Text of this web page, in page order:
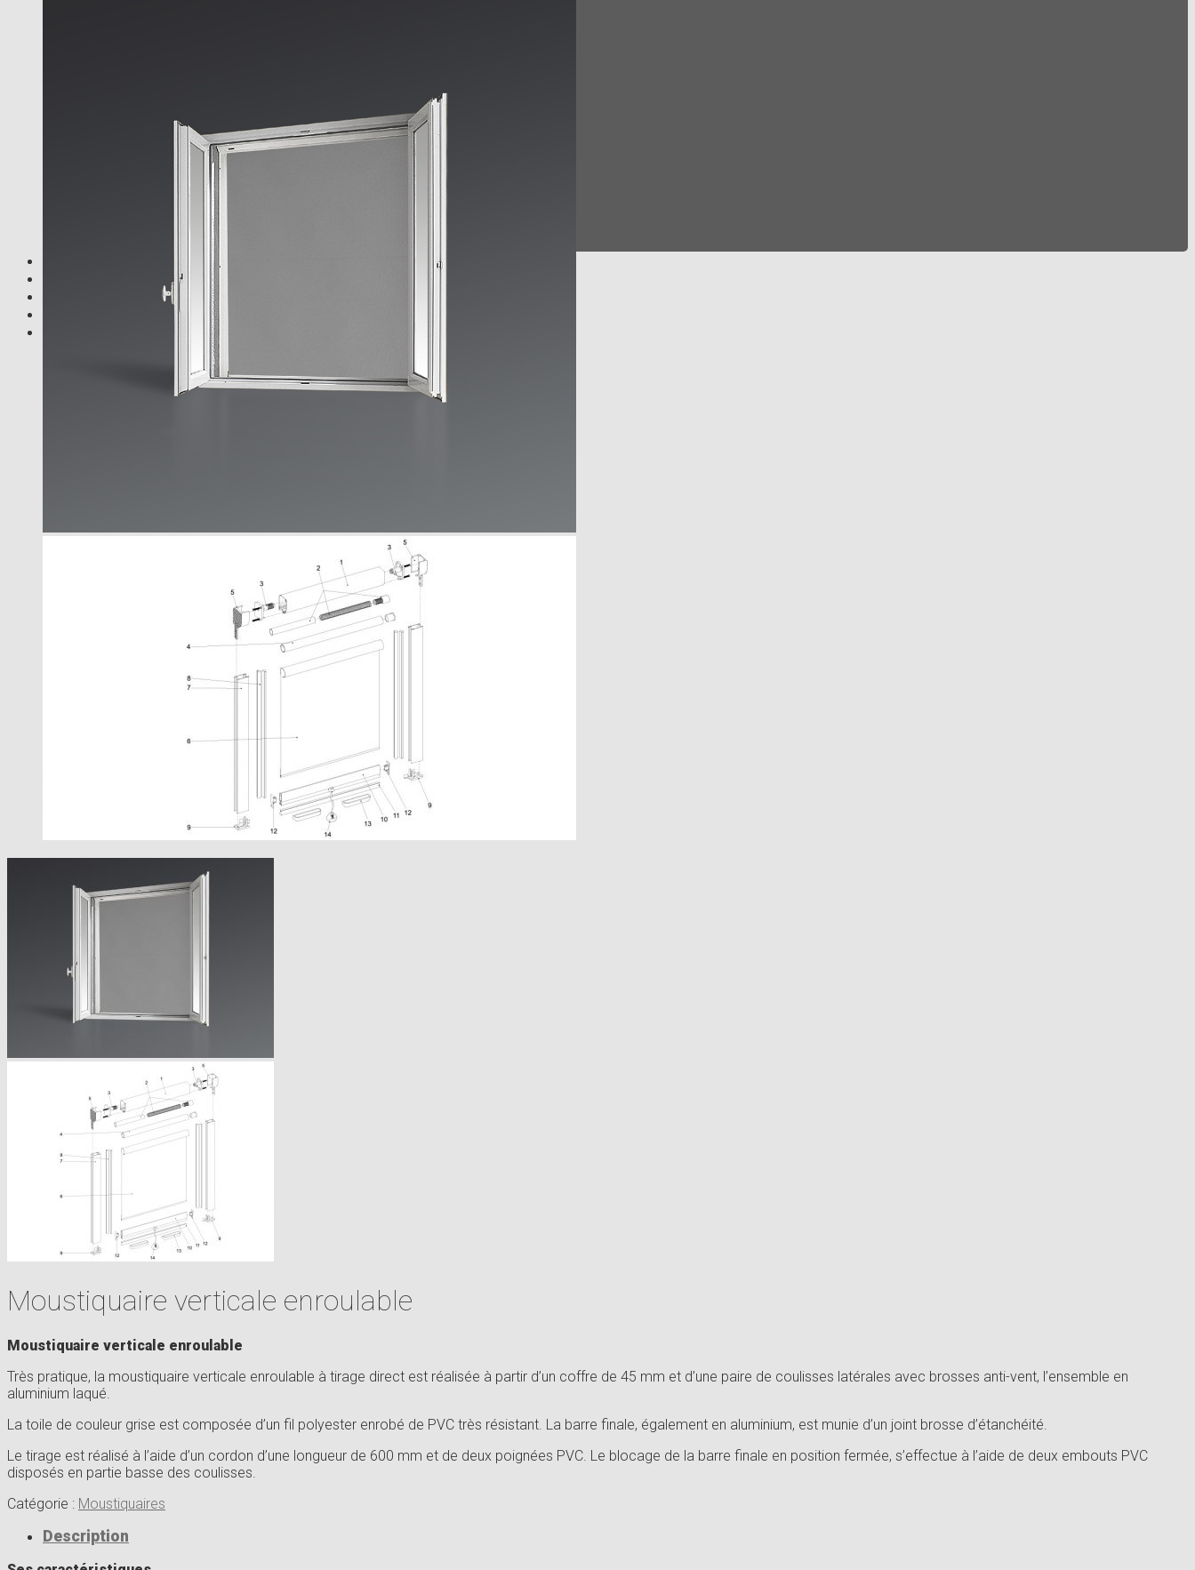
Autres produits extérieurs
Motorisation
Moustiquaire cadre fixe
Moustiquaire verticale enroulable
Moustiquaire latérale plissée
Moustiquaire accès libre
Moustiquaire latérale enroulable
Moustiquaire verticale enroulable
Moustiquaire verticale enroulable
Très pratique, la moustiquaire verticale enroulable à tirage direct est réalisée à partir d’un coffre de 45 mm et d’une paire de coulisses latérales avec brosses anti-vent, l’ensemble en
aluminium laqué.
La toile de couleur grise est composée d’un fil polyester enrobé de PVC très résistant. La barre finale, également en aluminium, est munie d’un joint brosse d’étanchéité.
Le tirage est réalisé à l’aide d’un cordon d’une longueur de 600 mm et de deux poignées PVC. Le blocage de la barre finale en position fermée, s’effectue à l’aide de deux embouts PVC
disposés en partie basse des coulisses.
Catégorie : Moustiquaires
Description